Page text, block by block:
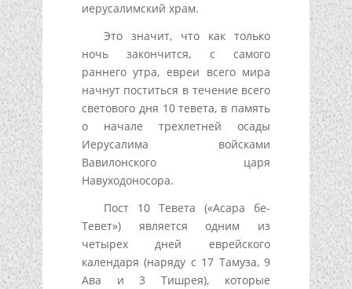
иерусалимский храм.
Это значит, что как только
ночь закончится, с самого
раннего утра, евреи всего мира
начнут поститься в течение всего
светового дня 10 тевета, в память
о начале трехлетней осады
Иерусалима войсками
Вавилонского царя
Навуходоносора.
Пост 10 Тевета («Асара бе-
Тевет») является одним из
четырех дней еврейского
календаря (наряду с 17 Тамуза, 9
Ава и 3 Тишрея), которые